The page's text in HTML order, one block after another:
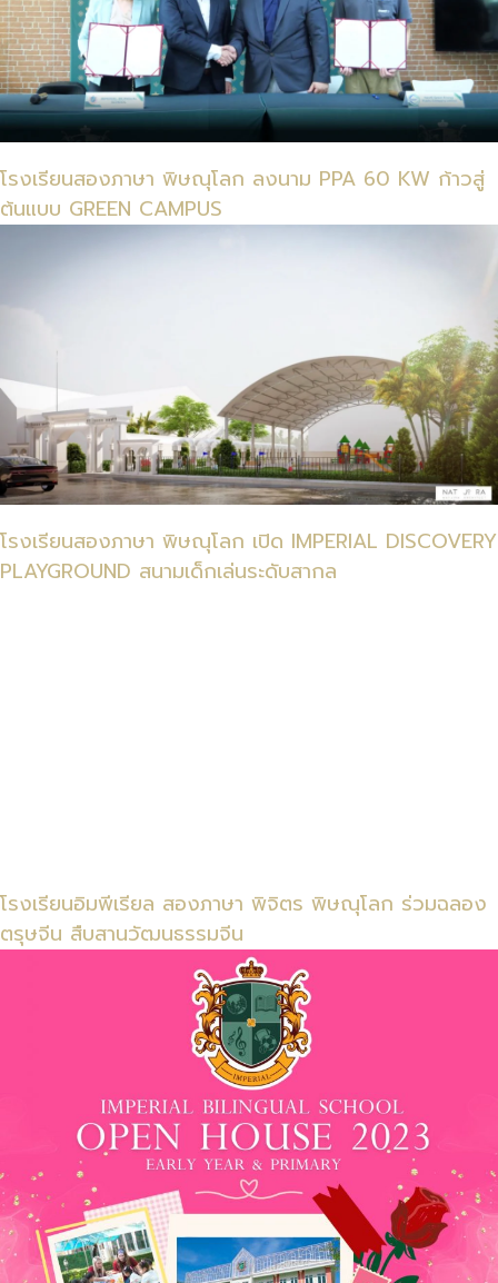
โรงเรียนสองภาษา พิษณุโลก ลงนาม PPA 60 KW ก้าวสู่
ต้นแบบ GREEN CAMPUS
โรงเรียนสองภาษา พิษณุโลก เปิด IMPERIAL DISCOVERY
PLAYGROUND สนามเด็กเล่นระดับสากล
โรงเรียนอิมพีเรียล สองภาษา พิจิตร พิษณุโลก ร่วมฉลอง
ตรุษจีน สืบสานวัฒนธรรมจีน
โรงเรียนอิมพีเรียลพิจิตร สองภาษา
51/9 หมู่ที่ 4 ตำบลท่าหลวง
อำเภอเมือง จังหวัดพิจิตร 66000
Imperial Phichit Bilingual School
ข้อมูลที่เป็นประโยชน์
ยินดีต้อนรับจากผู้บริหาร
สิ่งอำนวยความสะดวก